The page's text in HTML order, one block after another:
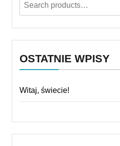
OSTATNIE WPISY
Witaj, świecie!